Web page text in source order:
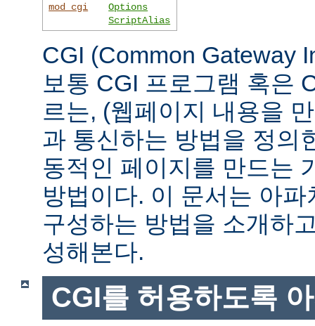
mod_cgi
Options
ScriptAlias
CGI (Common Gateway
보통 CGI 프로그램 혹은
르는, (웹페이지 내용을
과 통신하는 방법을 정의
동적인 페이지를 만드는
방법이다. 이 문서는 아
구성하는 방법을 소개하
성해본다.
CGI를 허용하도록